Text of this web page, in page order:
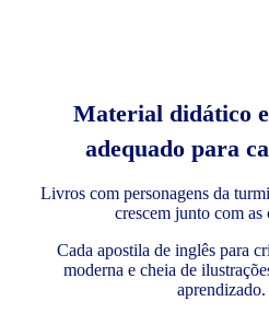
Material didático
adequado para
Livros com personagens da
crescem junto com as
Cada apostila de inglês para
moderna e cheia de
aprendizado.